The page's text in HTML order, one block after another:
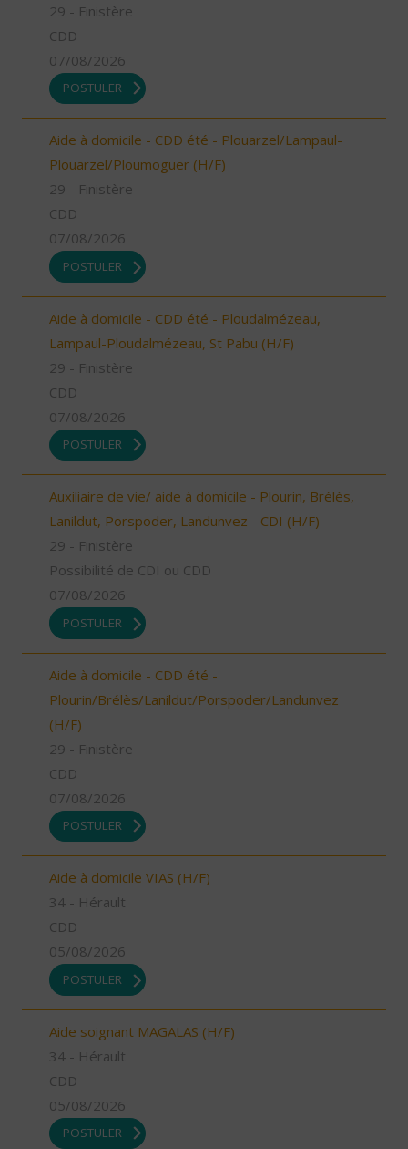
29 - Finistère
CDD
07/08/2026
POSTULER
Aide à domicile - CDD été - Plouarzel/Lampaul-
Plouarzel/Ploumoguer (H/F)
29 - Finistère
CDD
07/08/2026
POSTULER
Aide à domicile - CDD été - Ploudalmézeau,
Lampaul-Ploudalmézeau, St Pabu (H/F)
29 - Finistère
CDD
07/08/2026
POSTULER
Auxiliaire de vie/ aide à domicile - Plourin, Brélès,
Lanildut, Porspoder, Landunvez - CDI (H/F)
29 - Finistère
Possibilité de CDI ou CDD
07/08/2026
POSTULER
Aide à domicile - CDD été -
Plourin/Brélès/Lanildut/Porspoder/Landunvez
(H/F)
29 - Finistère
CDD
07/08/2026
POSTULER
Aide à domicile VIAS (H/F)
34 - Hérault
CDD
05/08/2026
POSTULER
Aide soignant MAGALAS (H/F)
34 - Hérault
CDD
05/08/2026
POSTULER